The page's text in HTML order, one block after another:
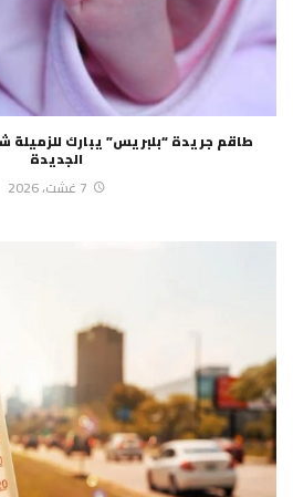
طاقم جريدة “بلبريس” يبارك
الجديدة
7 غشت، 2026